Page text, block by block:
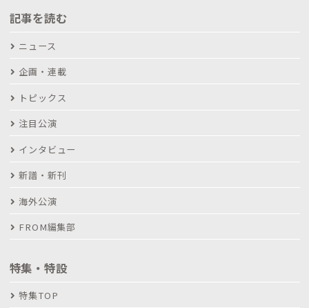
記事を読む
ニュース
企画・連載
トピックス
注目公演
インタビュー
新譜・新刊
海外公演
FROM編集部
特集・特設
特集TOP